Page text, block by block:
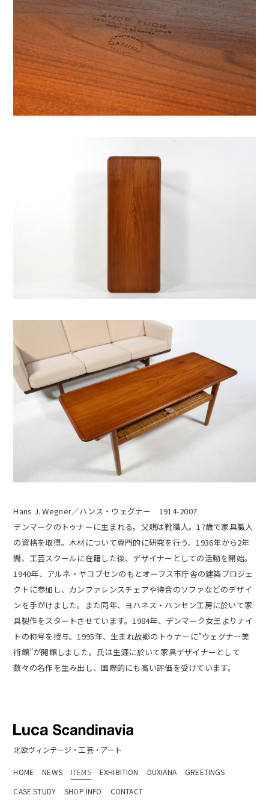
Hans J. Wegner／ハンス・ウェグナー 1914-2007
デンマークのトゥナーに生まれる。父親は靴職人。17歳で家具職人
の資格を取得。木材について専門的に研究を行う。1936年から2年
間、工芸スクールに在籍した後、デザイナーとしての活動を開始。
1940年、アルネ・ヤコブセンのもとオーフス市庁舎の建築プロジェ
クトに参加し、カンファレンスチェアや待合のソファなどのデザイ
ンを手がけました。また同年、ヨハネス・ハンセン工房に於いて家
具製作をスタートさせています。1984年、デンマーク女王よりナイ
トの称号を授与。1995年、生まれ故郷のトゥナーに”ウェグナー美
術館”が開館しました。氏は生涯に於いて家具デザイナーとして
数々の名作を生み出し、国際的にも高い評価を受けています。
北欧ヴィンテージ・工芸・アート
HOME NEWS ITEMS EXHIBITION DUXIANA
GREETINGS
CASE STUDY
SHOP INFO CONTACT